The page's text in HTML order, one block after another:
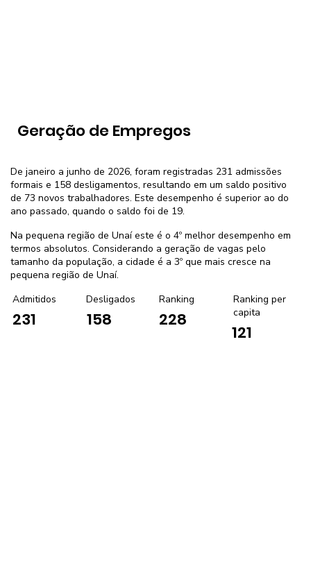
Geração de Empregos
De janeiro a junho de 2026, foram registradas 231 admissões
formais e 158 desligamentos, resultando em um saldo positivo
de 73 novos trabalhadores. Este desempenho é superior ao do
ano passado, quando o saldo foi de 19.
Na pequena região de Unaí este é o 4º melhor desempenho em
termos absolutos. Considerando a geração de vagas pelo
tamanho da população, a cidade é a 3º que mais cresce na
pequena região de Unaí.
Admitidos
231
Desligados
158
Ranking
228
Ranking per
capita
121